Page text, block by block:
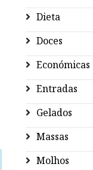
Dieta
Doces
Económicas
Entradas
Gelados
Massas
Molhos